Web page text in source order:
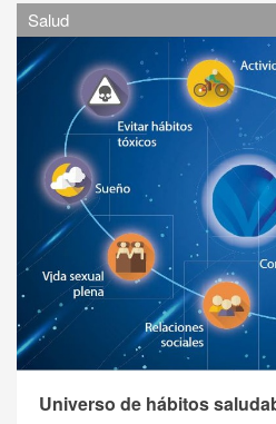
Salud
Universo de hábitos